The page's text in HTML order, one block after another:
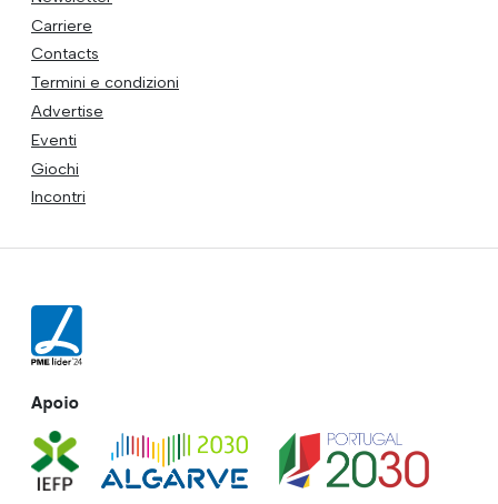
Carriere
Contacts
Termini e condizioni
Advertise
Eventi
Giochi
Incontri
Apoio